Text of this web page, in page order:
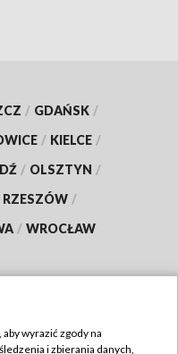
/ GDAŃSK /
/ KIELCE /
/ OLSZTYN /
RZESZÓW /
/ WROCŁAW
wyrazić zgody na
i zbierania danych,